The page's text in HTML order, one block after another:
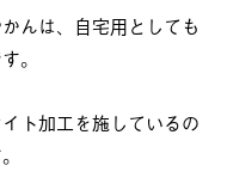
んは、自宅用としても
。
ト加工を施しているの